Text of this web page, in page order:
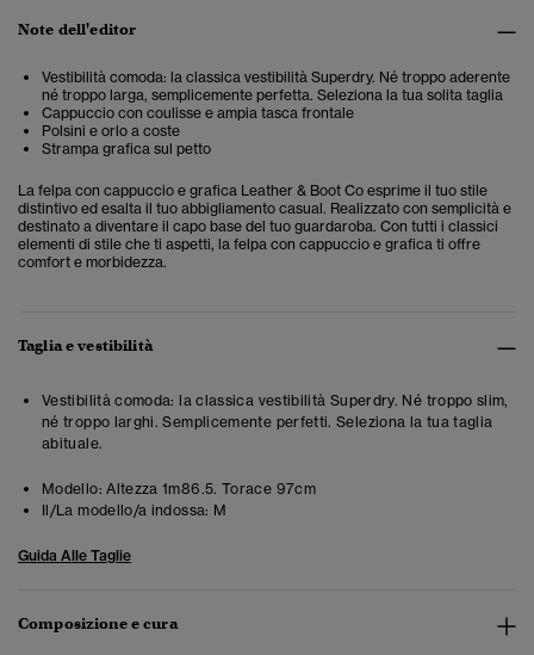
Note dell'editor
Vestibilità comoda: la classica vestibilità Superdry. Né troppo aderente
né troppo larga, semplicemente perfetta. Seleziona la tua solita taglia
Cappuccio con coulisse e ampia tasca frontale
Polsini e orlo a coste
Strampa grafica sul petto
La felpa con cappuccio e grafica Leather & Boot Co esprime il tuo stile
distintivo ed esalta il tuo abbigliamento casual. Realizzato con semplicità e
destinato a diventare il capo base del tuo guardaroba. Con tutti i classici
elementi di stile che ti aspetti, la felpa con cappuccio e grafica ti offre
comfort e morbidezza.
Taglia e vestibilità
Vestibilità comoda: la classica vestibilità Superdry. Né troppo slim,
né troppo larghi. Semplicemente perfetti. Seleziona la tua taglia
abituale.
Modello: Altezza 1m86.5. Torace 97cm
Il/La modello/a indossa: M
Guida Alle Taglie
Composizione e cura